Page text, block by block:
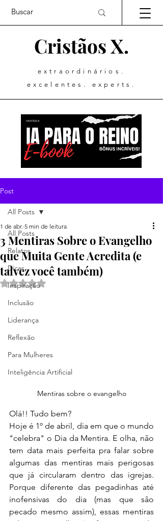
Cristãos X.
extraordinários.
excelentes. experts.
Post
All Posts
Relatos
Dicas
Inspiração
Inclusão
Liderança
Reflexão
Para Mulheres
Inteligência Artificial
All Posts
3 Mentiras Sobre o Evangelho
que Muita Gente Acredita (e
talvez você também)
1 de abr. 5 min de leitura
Avaliado com NaN de 5 estrelas.
Mentiras sobre o evangelho
Olá!! Tudo bem?
Hoje é 1º de abril, dia em que o mundo
"celebra" o Dia da Mentira. E olha, não
tem data mais perfeita pra falar sobre
algumas das mentiras mais perigosas
que já circularam dentro das igrejas.
Porque diferente das pegadinhas até
inofensivas do dia (mas que são
pecado mesmo assim), essas mentiras